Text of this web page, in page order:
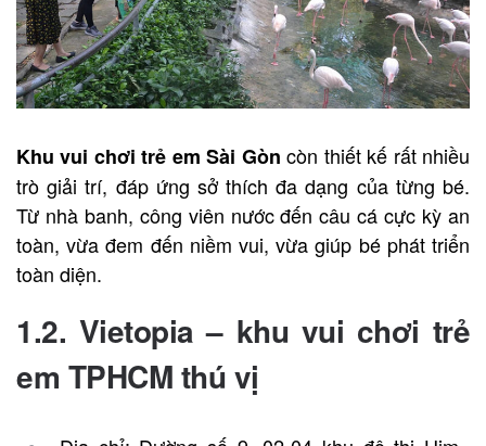
Khu vui chơi trẻ em Sài Gòn còn thiết kế rất nhiều
trò giải trí, đáp ứng sở thích đa dạng của từng bé.
Từ nhà banh, công viên nước đến câu cá cực kỳ an
toàn, vừa đem đến niềm vui, vừa giúp bé phát triển
toàn diện.
1.2. Vietopia – khu vui chơi trẻ
em TPHCM thú vị